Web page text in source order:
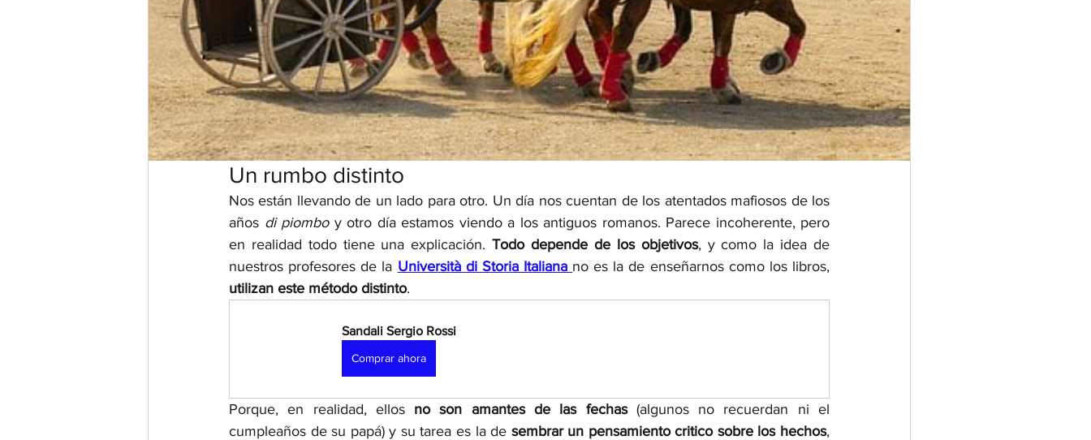
Un rumbo distinto
Nos están llevando de un lado para otro. Un día nos cuentan de los atentados mafiosos de los
años di piombo y otro día estamos viendo a los antiguos romanos. Parece incoherente, pero
en realidad todo tiene una explicación. Todo depende de los objetivos, y como la idea de
nuestros profesores de la Università di Storia Italiana
utilizan este método distinto.
Sandali Sergio Rossi
Comprar ahora
Porque, en realidad, ellos no son amantes de las fechas (algunos no recuerdan ni el
cumpleaños de su papá) y su tarea es la de sembrar un pensamiento critico sobre los hechos,